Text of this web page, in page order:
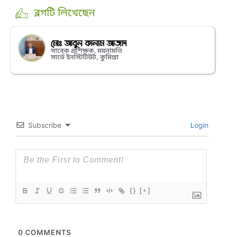
ব্লগটি লিখেছেন
মোঃ আবুল কালাম আজাদ
সাবেক প্রশিক্ষক, ময়নামতি
সার্ভে ইনস্টিটিউট, কুমিল্লা
Subscribe Login
{} [+]
0 COMMENTS